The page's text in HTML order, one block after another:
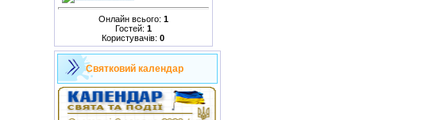
Онлайн всього: 1
Гостей: 1
Користувачів: 0
Святковий календар